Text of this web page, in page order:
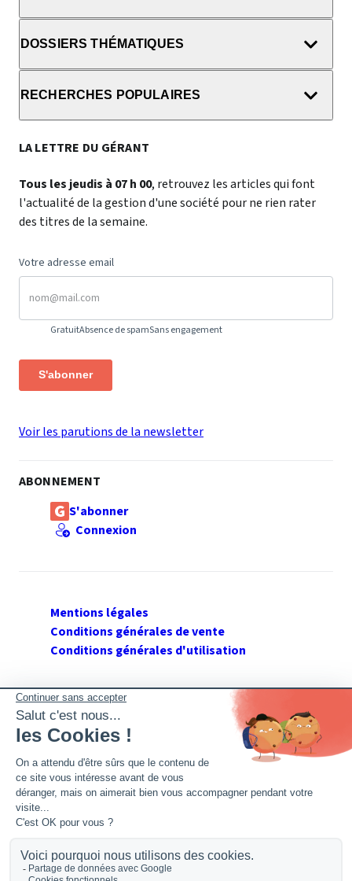
DOSSIERS THÉMATIQUES
RECHERCHES POPULAIRES
LA LETTRE DU GÉRANT
Tous les jeudis à 07 h 00, retrouvez les articles qui font
l'actualité de la gestion d'une société pour ne rien rater
des titres de la semaine.
Votre adresse email
GratuitAbsence de spamSans engagement
S'abonner
Voir les parutions de la newsletter
ABONNEMENT
S'abonner
Connexion
Mentions légales
Conditions générales de vente
Conditions générales d'utilisation
SUIVEZ GERANT DE SARL
Twitter
Facebook